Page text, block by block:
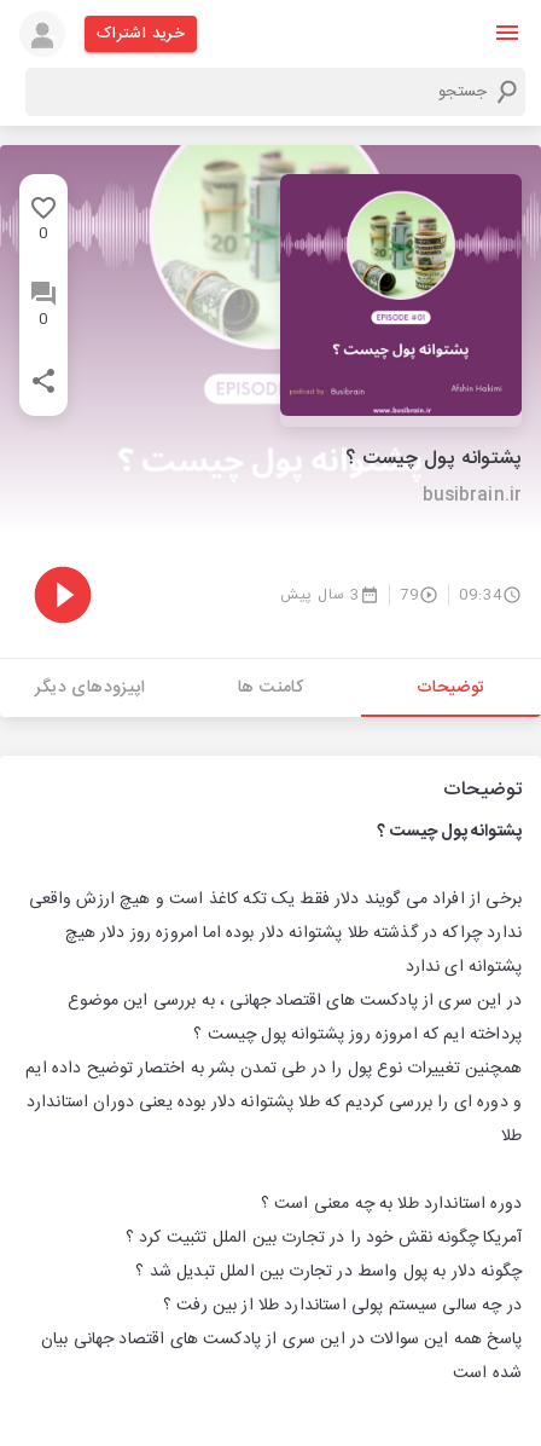
خرید اشتراک
0
0
پشتوانه پول چیست ؟
busibrain.ir
09:34
79 3 سال پیش
توضیحات کامنت ها اپیزودهای دیگر
توضیحات
پشتوانه پول چیست ؟
برخی از افراد می گویند دلار فقط یک تکه کاغذ است و هیچ ارزش واقعی
ندارد چراکه در گذشته طلا پشتوانه دلار بوده اما امروزه روز دلار هیچ
پشتوانه ای ندارد
در این سری از پادکست های اقتصاد جهانی ، به بررسی این موضوع
پرداخته ایم که امروزه روز پشتوانه پول چیست ؟
همچنین تغییرات نوع پول را در طی تمدن بشر به اختصار توضیح داده ایم
و دوره ای را بررسی کردیم که طلا پشتوانه دلار بوده یعنی دوران استاندارد
طلا
دوره استاندارد طلا به چه معنی است ؟
آمریکا چگونه نقش خود را در تجارت بین الملل تثبیت کرد ؟
چگونه دلار به پول واسط در تجارت بین الملل تبدیل شد ؟
در چه سالی سیستم پولی استاندارد طلا از بین رفت ؟
پاسخ همه این سوالات در این سری از پادکست های اقتصاد جهانی بیان
شده است